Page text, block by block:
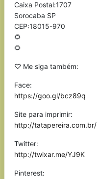
Caixa Postal:1707
Sorocaba SP
CEP:18015-970
🌻
🌻
♡ Me siga também:
Face:
https://goo.gl/bcz89q
Site para imprimir:
http://tatapereira.com.br/
Twitter:
http://twixar.me/YJ9K
Pinterest: